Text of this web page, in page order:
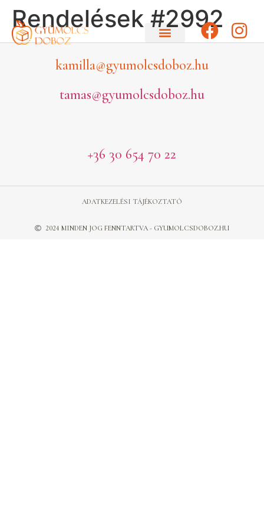
Rendelések #2992
kamilla@gyumolcsdoboz.hu
tamas@gyumolcsdoboz.hu
+36 30 654 70 22
2024 MINDEN JOG FENNTARTVA - GYUMOLCSDOBOZ.HU
ADATKEZELÉSI TÁJÉKOZTATÓ